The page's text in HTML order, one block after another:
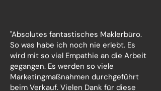
"Absolutes fantastisches Maklerbüro.
So was habe ich noch nie erlebt. Es
wird mit so viel Empathie an die Arbeit
gegangen. Es werden so viele
Marketingmaßnahmen durchgeführt
beim Verkauf. Vielen Dank für diese